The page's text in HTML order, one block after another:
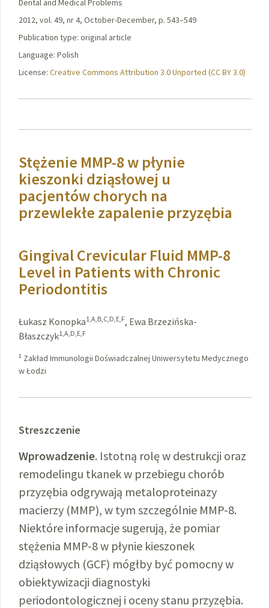
Dental and Medical Problems
2012, vol. 49, nr 4, October-December, p. 543–549
Publication type: original article
Language: Polish
License: Creative Commons Attribution 3.0 Unported (CC BY 3.0)
Stężenie MMP-8 w płynie
kieszonki dziąsłowej u
pacjentów chorych na
przewlekłe zapalenie przyzębia
Gingival Crevicular Fluid MMP-8
Level in Patients with Chronic
Periodontitis
Łukasz Konopka1,A,B,C,D,E,F, Ewa Brzezińska-
Błaszczyk1,A,D,E,F
1 Zakład Immunologii Doświadczalnej Uniwersytetu Medycznego
w Łodzi
Streszczenie
Wprowadzenie. Istotną rolę w destrukcji oraz
remodelingu tkanek w przebiegu chorób
przyzębia odgrywają metaloproteinazy
macierzy (MMP), w tym szczególnie MMP-8.
Niektóre informacje sugerują, że pomiar
stężenia MMP-8 w płynie kieszonek
dziąsłowych (GCF) mógłby być pomocny w
obiektywizacji diagnostyki
periodontologicznej i oceny stanu przyzębia.